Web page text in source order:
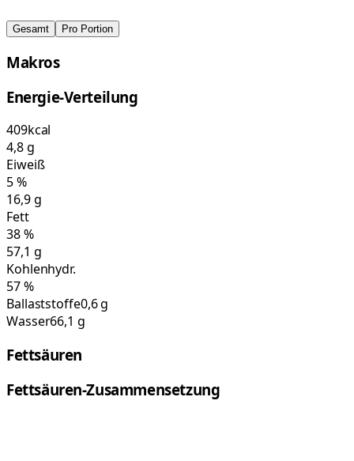
Gesamt Pro Portion
Makros
Energie-Verteilung
409kcal
4,8g
Eiweiß
5%
16,9g
Fett
38%
57,1 g
Kohlenhydr.
57%
Ballaststoffe0,6 g
Wasser66,1 g
Fettsäuren
Fettsäuren-Zusammensetzung